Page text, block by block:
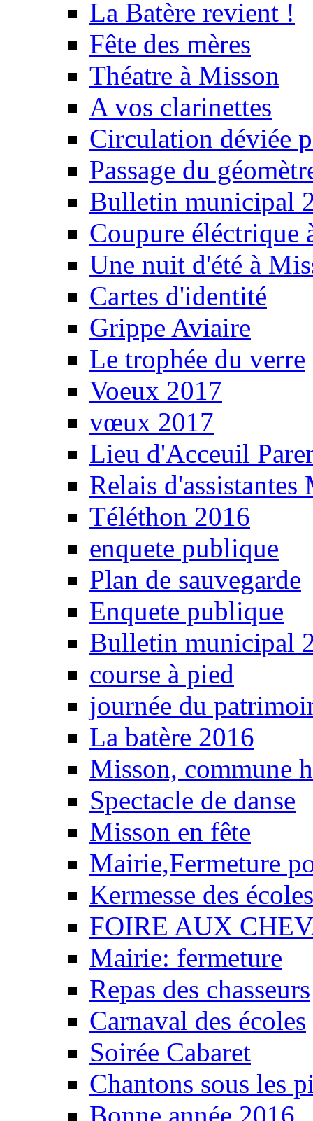
La Batère revient !
Fête des mères
Théatre à Misson
A vos clarinettes
Circulation déviée
Passage du
Bulletin municipal
Coupure éléctrique
Une nuit d'été à
Cartes d'identité
Grippe Aviaire
Le trophée du verre
Voeux 2017
vœux 2017
Lieu d'Acceuil
Relais d'assistantes
Téléthon 2016
enquete publique
Plan de sauvegarde
Enquete publique
Bulletin municipal
course à pied
journée du
La batère 2016
Misson, commune
Spectacle de danse
Misson en fête
Mairie,Fermeture
Kermesse des écoles
FOIRE AUX
Mairie: fermeture
Repas des chasseurs
Carnaval des écoles
Soirée Cabaret
Chantons sous les